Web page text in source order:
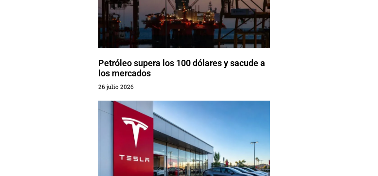
Petróleo supera los 100 dólares y sacude a
los mercados
26 julio 2026